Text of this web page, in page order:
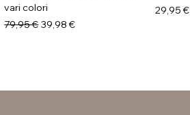
vari colori
Prezzo regolare
79,95 € Prezzo scontato
39,98 €
Prezzo
29,95 €